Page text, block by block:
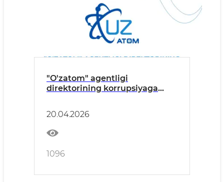
"O'zatom" agentligi
direktorining korrupsiyaga
20.04.2026
1096